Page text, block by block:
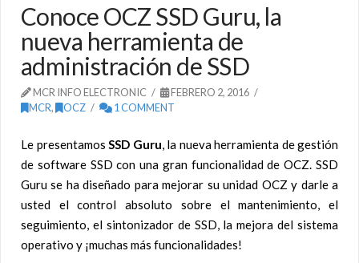
Conoce OCZ SSD Guru, la
nueva herramienta de
administración de SSD
MCR INFO ELECTRONIC
FEBRERO 2, 2016
MCR, OCZ 1 COMMENT
Le presentamos SSD Guru, la nueva herramienta de gestión
de software SSD con una gran funcionalidad de OCZ. SSD
Guru se ha diseñado para mejorar su unidad OCZ y darle a
usted el control absoluto sobre el mantenimiento, el
seguimiento, el sintonizador de SSD, la mejora del sistema
operativo y ¡muchas más funcionalidades!